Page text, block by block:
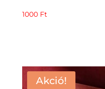
1000 Ft
Akció!